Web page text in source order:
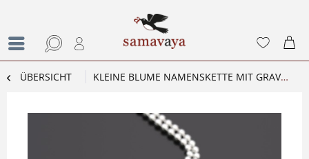
ÜBERSICHT KLEINE BLUME NAMENSKETTE MIT GRAVUR UND BLUMENANHÄNGER